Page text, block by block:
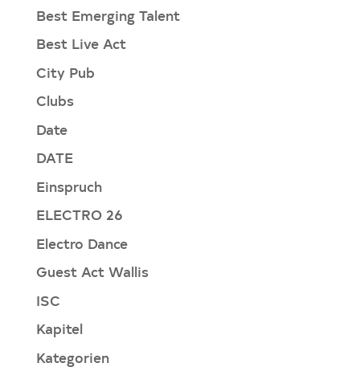
Best Emerging Talent
Best Live Act
City Pub
Clubs
Date
DATE
Einspruch
ELECTRO 26
Electro Dance
Guest Act Wallis
ISC
Kapitel
Kategorien